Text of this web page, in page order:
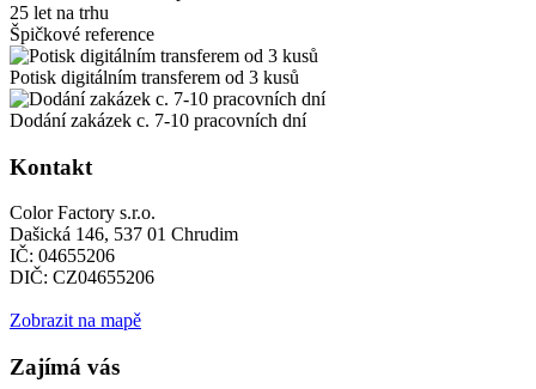
25 let na trhu
Špičkové reference
Potisk digitálním transferem od 3 kusů
Dodání zakázek c. 7-10 pracovních dní
Kontakt
Color Factory s.r.o.
Dašická 146, 537 01 Chrudim
IČ: 04655206
DIČ: CZ04655206
Zobrazit na mapě
Zajímá vás